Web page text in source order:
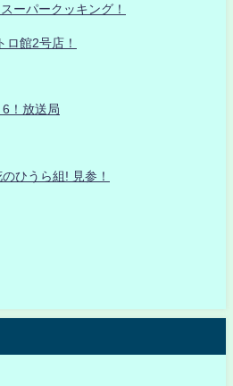
ーパークッキング！
ロ館2号店！
！放送局
ひうら組! 見参！